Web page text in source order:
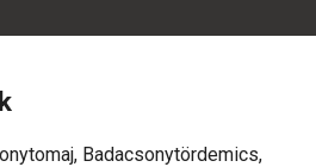
Badacsonytördemics,